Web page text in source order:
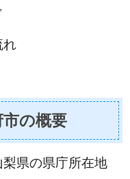
れ
の概要
県の県庁所在地